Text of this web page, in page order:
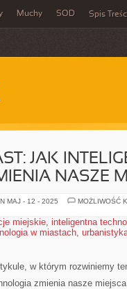
Muchy SOD Spis
JAK
NASZE
MAJ - 12 - 2025
MOŻLIWOŚĆ
miejskie, inteligentna
w miastach,
w którym⁤ rozwiniemy
zmienia nasze